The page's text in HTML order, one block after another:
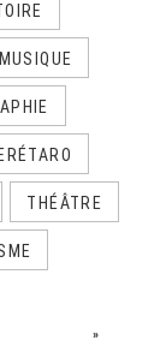
MUSIQUE
THÉÂTRE
»